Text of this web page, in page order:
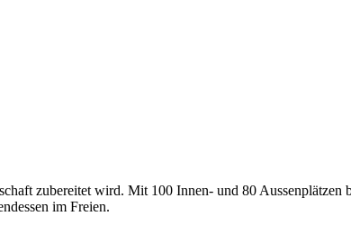
zubereitet wird. Mit 100 Innen- und 80
im Freien.